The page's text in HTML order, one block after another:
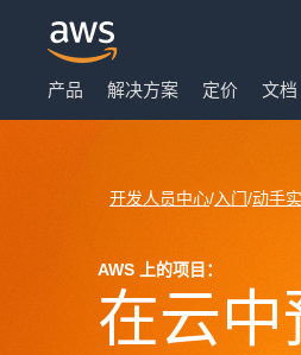
产品 解决方案 定价 文档
开发人员中心/入门/动手
AWS 上的项目：
在云中